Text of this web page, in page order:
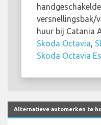
handgeschakelde
versnellingsbak/
huur bij Catania
Skoda Octavia,
Skoda Octavia
Alternatieve automerken te